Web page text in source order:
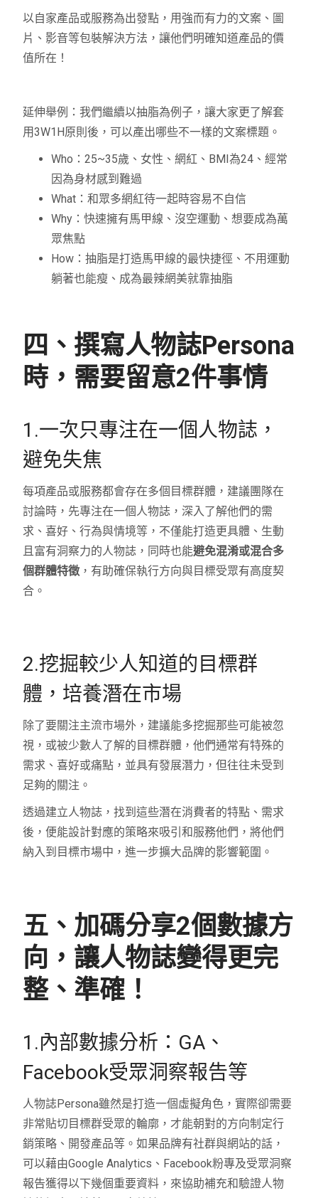
以自家產品或服務為出發點，用強而有力的文案、圖
片、影音等包裝解決方法，讓他們明確知道產品的價
值所在！
延伸舉例：我們繼續以抽脂為例子，讓大家更了解套
用3W1H原則後，可以產出哪些不一樣的文案標題。
Who：25~35歲、女性、網紅、BMI為24、經常
因為身材感到難過
What：和眾多網紅待一起時容易不自信
Why：快速擁有馬甲線、沒空運動、想要成為萬
眾焦點
How：抽脂是打造馬甲線的最快捷徑、不用運動
躺著也能瘦、成為最辣網美就靠抽脂
四、撰寫人物誌Persona
時，需要留意2件事情
1.一次只專注在一個人物誌，
避免失焦
每項產品或服務都會存在多個目標群體，建議團隊在
討論時，先專注在一個人物誌，深入了解他們的需
求、喜好、行為與情境等，不僅能打造更具體、生動
且富有洞察力的人物誌，同時也能避免混淆或混合多
個群體特徵 ，有助確保執行方向與目標受眾有高度契
合。
2.挖掘較少人知道的目標群
體，培養潛在市場
除了要關注主流市場外，建議能多挖掘那些可能被忽
視，或被少數人了解的目標群體，他們通常有特殊的
需求、喜好或痛點，並具有發展潛力，但往往未受到
足夠的關注。
透過建立人物誌，找到這些潛在消費者的特點、需求
後，便能設計對應的策略來吸引和服務他們，將他們
納入到目標市場中，進一步擴大品牌的影響範圍。
五、加碼分享2個數據方
向，讓人物誌變得更完
整、準確！
1.內部數據分析：GA、
Facebook受眾洞察報告等
人物誌Persona雖然是打造一個虛擬角色，實際卻需要
非常貼切目標群受眾的輪廓，才能朝對的方向制定行
銷策略、開發產品等。如果品牌有社群與網站的話，
可以藉由Google Analytics、Facebook粉專及受眾洞察
報告獲得以下幾個重要資料，來協助補充和驗證人物